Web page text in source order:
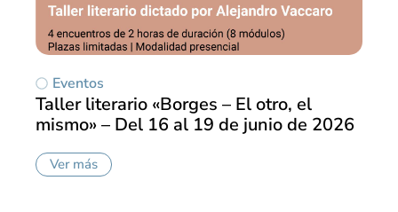
Eventos
Taller literario «Borges – El otro, el
mismo» – Del 16 al 19 de junio de 2026
Ver más